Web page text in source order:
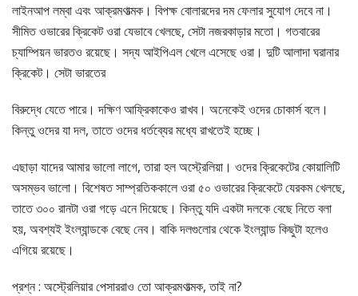
লাইনআপ লম্বা এবং আক্রমণাত্মক। বিপক্ষ বোলারদের দম ফেলার সুযোগ দেবে না।
সীমিত ওভারের ক্রিকেট ওরা যেভাবে খেলছে, সেটা নজরকাড়ার মতো। গতবারের
চ্যাম্পিয়ন ভারতও রয়েছে। সদ্য আইপিএল খেলে এসেছে ওরা। দুটি আলাদা ঘরানার
ক্রিকেট। সেটা ভারতের
বিরুদ্ধে যেতে পারে। দক্ষিণ আফ্রিকাকেও রাখব। অনেকেই ওদের চোকার্স বলে।
কিন্তু ওদের যা দল, তাতে ওদের ধর্তব্যের মধ্যে রাখতেই হচ্ছে।
এছাড়া যাদের আমার ভালো লাগে, তারা হল অস্ট্রেলিয়া। ওদের ক্রিকেটের কোয়ালিটি
অসম্ভব ভালো। বিশেষত সাম্প্রতিককালে ওরা ৫০ ওভারের ক্রিকেটে যেরকম খেলছে,
তাতে ৩০০ রানটা ওরা গড়ে এনে দিয়েছে। কিন্তু যদি একটা দলকে বেছে নিতে বলা
হয়, অবশ্যই ইংল্যান্ডকে বেছে নেব। বাকি দলগুলোর থেকে ইংল্যান্ড কিছুটা হলেও
এগিয়ে রয়েছে।
প্রশ্ন : অস্ট্রেলিয়ার পেসাররাও তো আক্রমণাত্মক, তাই না?